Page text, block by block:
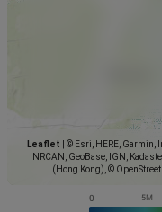
Leaflet
© Esri, HERE, Garmin,
NRCAN, GeoBase, IGN,
(Hong Kong), ©